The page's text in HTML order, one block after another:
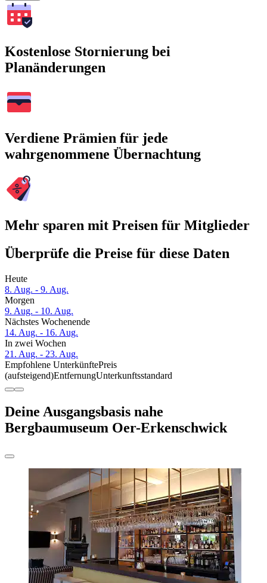
Kostenlose Stornierung bei
Planänderungen
Verdiene Prämien für jede
wahrgenommene Übernachtung
Mehr sparen mit Preisen für Mitglieder
Überprüfe die Preise für diese Daten
Heute
8. Aug. - 9. Aug.
Morgen
9. Aug. - 10. Aug.
Nächstes Wochenende
14. Aug. - 16. Aug.
In zwei Wochen
21. Aug. - 23. Aug.
Empfohlene UnterkünftePreis
(aufsteigend)EntfernungUnterkunftsstandard
Deine Ausgangsbasis nahe
Bergbaumuseum Oer-Erkenschwick